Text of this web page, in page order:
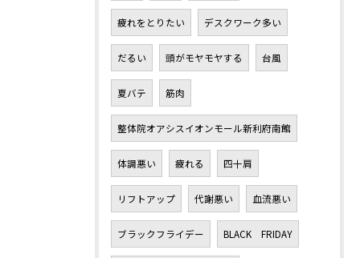
疲れをとりたい デスクワーク多い
だるい 頭がモヤモヤする 台風
夏バテ 筋肉
整体院オアシスイオンモール新利府南館
体調悪い 疲れる 四十肩
リフトアップ 代謝悪い 血流悪い
ブラックフライデー BLACK FRIDAY